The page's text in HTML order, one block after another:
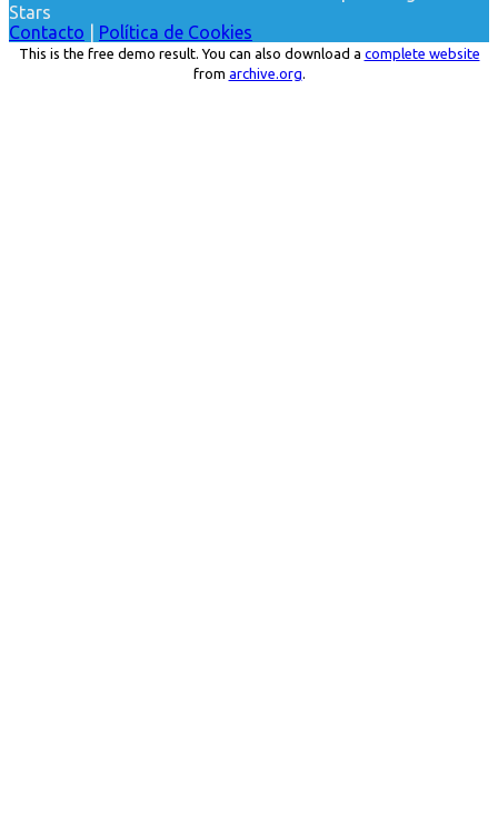
Stars
Contacto
Política de Cookies
This is the free demo result. You can also download a complete website
from archive.org.